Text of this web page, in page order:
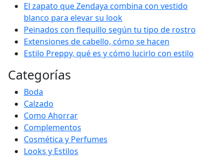
El zapato que Zendaya combina con vestido
blanco para elevar su look
Peinados con flequillo según tu tipo de rostro
Extensiones de cabello, cómo se hacen
Estilo Preppy, qué es y cómo lucirlo con estilo
Categorías
Boda
Calzado
Como Ahorrar
Complementos
Cosmética y Perfumes
Looks y Estilos